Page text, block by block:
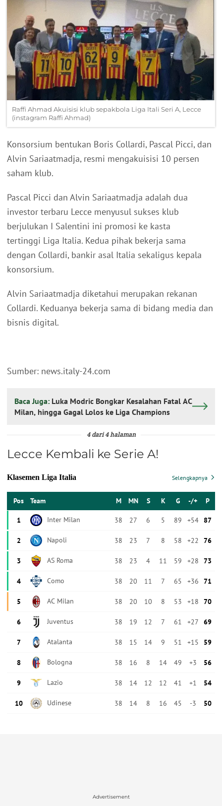
Raffi Ahmad Akuisisi klub sepakbola Liga Itali Seri A, Lecce
(instagram Raffi Ahmad)
Konsorsium bentukan Boris Collardi, Pascal Picci, dan
Alvin Sariaatmadja, resmi mengakuisisi 10 persen
saham klub.
Pascal Picci dan Alvin Sariaatmadja adalah dua
investor terbaru Lecce menyusul sukses klub
berjulukan I Salentini ini promosi ke kasta
tertinggi Liga Italia. Kedua pihak bekerja sama
dengan Collardi, bankir asal Italia sekaligus kepala
konsorsium.
Alvin Sariaatmadja diketahui merupakan rekanan
Collardi. Keduanya bekerja sama di bidang media dan
bisnis digital.
Sumber: news.italy-24.com
Baca Juga: Luka Modric Bongkar Kesalahan Fatal AC
Milan, hingga Gagal Lolos ke Liga Champions
4 dari 4 halaman
Lecce Kembali ke Serie A!
Advertisement